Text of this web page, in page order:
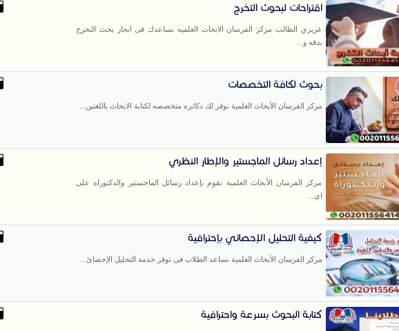
اقتراحات لبحوث التخرج
عزيزي الطالب مركز الفرسان الابحاث العلميه نساعدك فى انجاز بحث التخرج
بدقه و...
بحوث لكافة التخصصات
مركز الفرسان الأبحاث العلمية نوفر لك دكاتره متخصصه لكتابة الابحاث باللغتين...
إعداد رسائل الماجستير والإطار النظري
مركز الفرسان الأبحاث العلمية نقوم بإعداد رسائل الماجستير والدكتوراه على
اي...
كيفية التحليل الإحصائي بإحترافية
مركز الفرسان الأبحاث العلمية نساعد الطلاب فى نوفر خدمة التحليل الإحصائ...
كتابة البحوث بسرعة واحترافية